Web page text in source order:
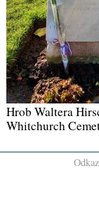
Hrob Waltera
Whitchurch